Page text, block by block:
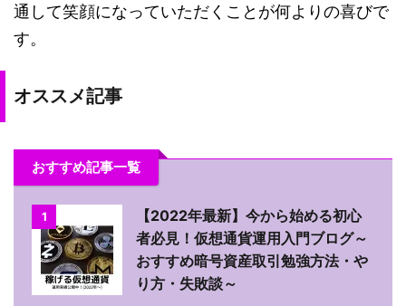
通して笑顔になっていただくことが何よりの喜びで
す。
オススメ記事
おすすめ記事一覧
1
【2022年最新】今から始める初心
者必見！仮想通貨運用入門ブログ～
おすすめ暗号資産取引勉強方法・や
り方・失敗談～